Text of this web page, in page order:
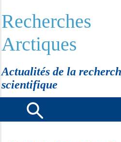
Recherches
Arctiques
Actualités de la
scientifique